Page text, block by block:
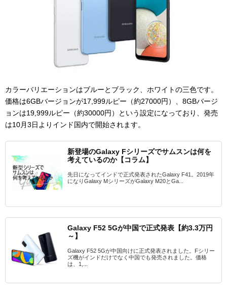
カラーバリエーションはブルーとブラック、ホワイトの三色です。
価格は6GBバージョンが17,999ルピー（約27000円）、8GBバージ
ョンは19,999ルピー（約30000円）という設定になっており、発売
は10月3日よりインド国内で開始されます。
新登場のGalaxy Fシリーズでサムスンは何を
考えているのか【コラム】
先日になってインドで正式発表されたGalaxy F41。2019年
になりGalaxy MシリーズがGalaxy M20とGa...
Galaxy F52 5Gが中国で正式発表【約3.3万円
～】
Galaxy F52 5Gが中国向けに正式発表されました。Fシリー
ズ機がインドだけでなく中国でも発売されました。価格
は、1,...